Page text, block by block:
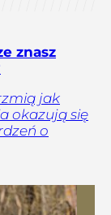
znasz
jak
okazują się
o